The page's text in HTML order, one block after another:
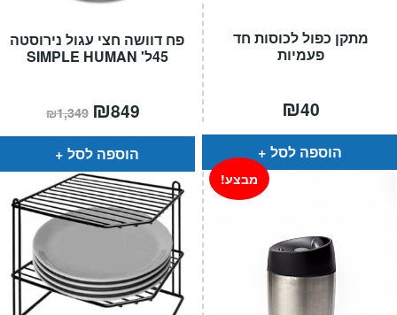
פח דוושה חצי עגול נירוסטה
45ל' SIMPLE HUMAN
₪1,349 המחיר
המקורי
היה:
₪849
הוא:
הוספה לסל
מתקן כפול לכוסות חד
פעמיות
₪40
הוספה לסל
מבצע!